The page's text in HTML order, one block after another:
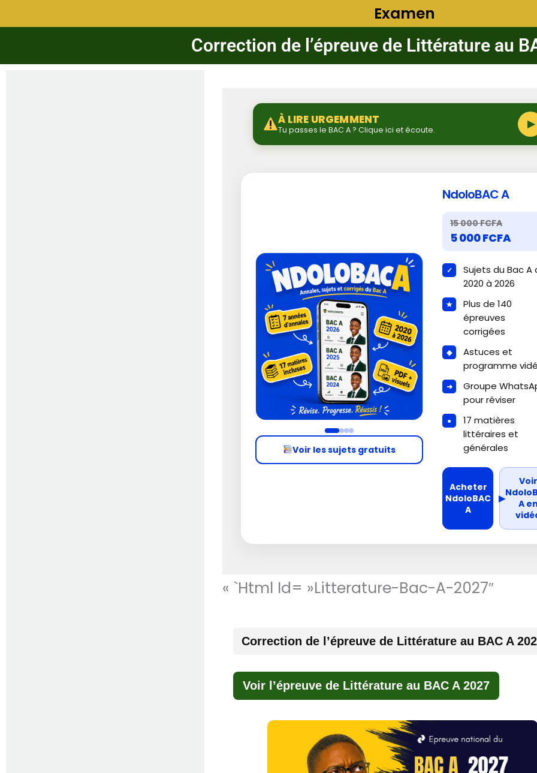
Examen
Correction de l’épreuve de Littérature au
À LIRE URGEMMENT
Tu passes le BAC A ? Clique ici et écoute. ▶
Voir les sujets gratuits
NdoloBAC A
15 000 FCFA
5 000 FCFA
Sujets du Bac A
2020 à 2026
Plus de 140
épreuves
corrigées
Astuces et
programme
Groupe
pour réviser
17 matières
littéraires et
générales
Acheter
NdoloBAC
A
▶
Voir
A
« `html Id= »litterature-Bac-A-2027″
Correction de l’épreuve de Littérature au BAC A
Voir l’épreuve de Littérature au BAC A 2027